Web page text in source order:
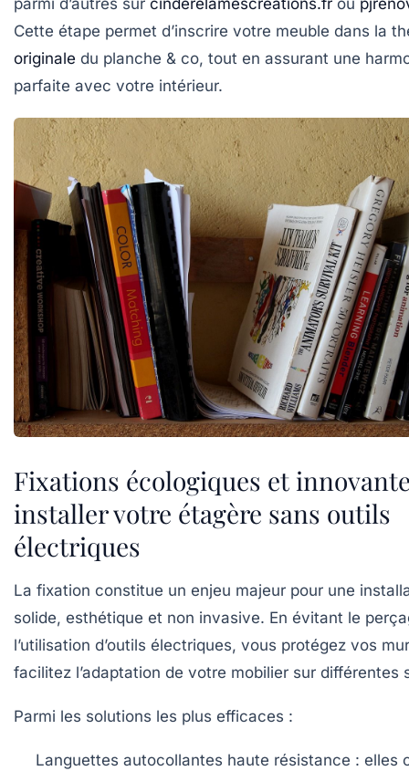
Cette étape permet d’inscrire votre meuble dans la
originale du planche & co, tout en assurant une
parfaite avec votre intérieur.
Fixations écologiques et
installer votre étagère sans outils
électriques
La fixation constitue un enjeu majeur pour une
solide, esthétique et non invasive. En évitant le
l’utilisation d’outils électriques, vous protégez vos
facilitez l’adaptation de votre mobilier sur différentes
Parmi les solutions les plus efficaces :
Languettes autocollantes haute résistance : elles